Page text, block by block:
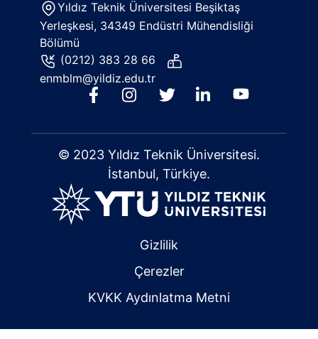
Yıldız Teknik Üniversitesi Beşiktaş
Yerleşkesi, 34349 Endüstri Mühendisliği
Bölümü
(0212) 383 28 66
enmblm@yildiz.edu.tr
© 2023 Yıldız Teknik Üniversitesi.
İstanbul, Türkiye.
Gizlilik
Çerezler
KVKK Aydınlatma Metni